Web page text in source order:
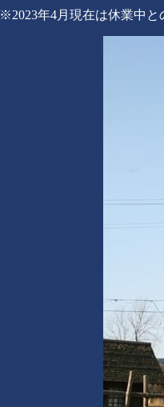
※2023年4月現在は休業中